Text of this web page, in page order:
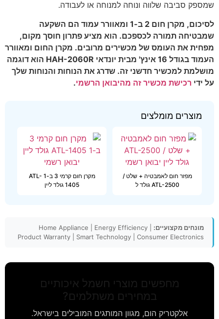
שמספק סביבה שלווה ונוחה למנוחה או לעבודה.
לסיכום, מקרן חום 2 ב-1 ומאוורר עמוד הם השקעה
שמבטיחה תמורה לכספכם. הוא מציע פתרון חוסך מקום,
מפחית את העומס של מכשירים מרובים. מקרן החום ומאוורר
העמוד בגודל 16 אינץ' מבית יונדאי HAH-2060R הוא דוגמה
מושלמת למכשיר חדשני זה. שדרג את הנוחות והנוחות שלך
על ידי רכישת מכשיר זה מהיבואן הרשמי.
מוצרים מומלצים
מפזר חום לאמבטיה + שלט /
ATL-2500 גולד ל
מקרן חום קרמי 3 ב-1 ATL-
1405 גולד ליין
מונחים מקצועיים:
Home Appliance | Energy Efficiency |
Product Warranty | Smart Technology | Consumer Electronics
מחפשים מוצרי חשמל איכותיים
במחירים משתלמים?
אלקטריק הום, מגוון המותגים המובילים בישראל.